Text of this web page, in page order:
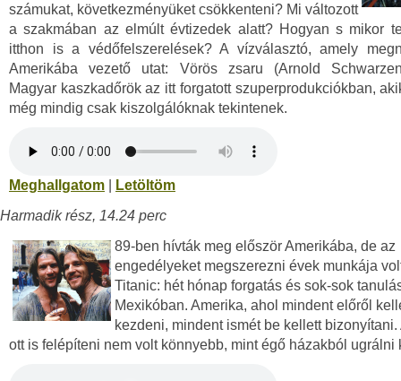
számukat, következményüket csökkenteni? Mi változott
a szakmában az elmúlt évtizedek alatt? Hogyan s mikor
itthon is a védőfelszerelések? A vízválasztó, amely
Amerikába vezető utat: Vörös zsaru (Arnold
Magyar kaszkadőrök az itt forgatott szuperprodukciókban,
még mindig csak kiszolgálóknak tekintenek.
Meghallgatom
Letöltöm
Harmadik rész, 14.24 perc
89-ben hívták meg először Amerikába, de az
engedélyeket megszerezni évek munkája
Titanic: hét hónap forgatás és sok-sok
Mexikóban. Amerika, ahol mindent előről
kezdeni, mindent ismét be kellett bizonyítani.
ott is felépíteni nem volt könnyebb, mint égő házakból ugrálni